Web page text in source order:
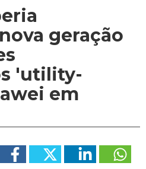
geração
'utility-
em